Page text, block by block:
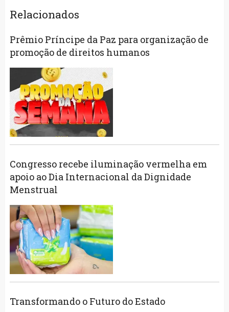
Relacionados
Prêmio Príncipe da Paz para organização de
promoção de direitos humanos
Congresso recebe iluminação vermelha em
apoio ao Dia Internacional da Dignidade
Menstrual
Transformando o Futuro do Estado